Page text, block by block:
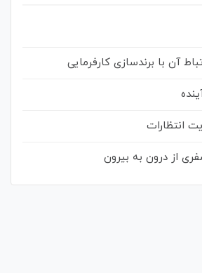
آن با برندسازی کارفرمایی
انتظارات
از درون به بیرون